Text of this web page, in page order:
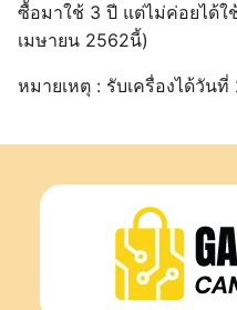
ซื้อมาใช้ 3 ปี แต่ไม่ค่อยได้ใ
เมษายน 2562นี้)
หมายเหตุ : รับเครื่องได้วัน